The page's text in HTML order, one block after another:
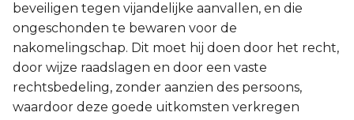
beveiligen tegen vijandelijke aanvallen, en die
ongeschonden te bewaren voor de
nakomelingschap. Dit moet hij doen door het recht,
door wijze raadslagen en door een vaste
rechtsbedeling, zonder aanzien des persoons,
waardoor deze goede uitkomsten verkregen